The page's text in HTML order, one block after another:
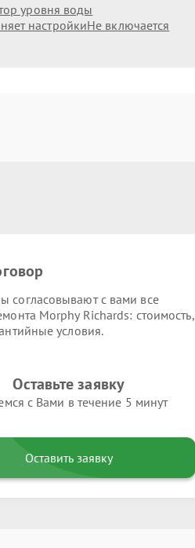
уровня воды
настройкиНе включается
согласовывают с вами все
Morphy Richards: стоимость,
условия.
Оставьте заявку
с Вами в течение 5 минут
Оставить заявку